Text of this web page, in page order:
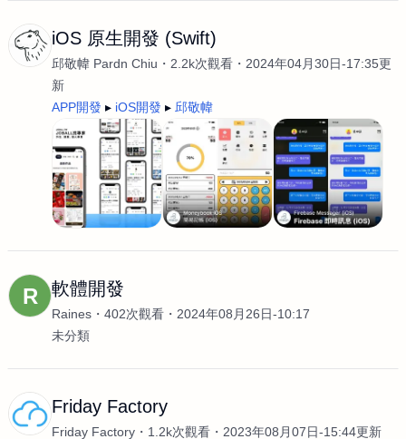
iOS 原生開發 (Swift)
邱敬幃 Pardn Chiu 2.2k次觀看
2024年04月30日-17:35更
新
APP開發
iOS開發 邱敬幃
R 軟體開發
Raines 402次觀看
2024年08月26日-10:17
未分類
Friday Factory
Friday Factory 1.2k次觀看
2023年08月07日-15:44更新